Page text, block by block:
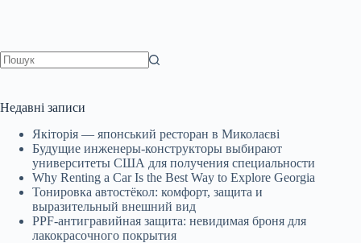
Недавні записи
Якіторія — японський ресторан в Миколаєві
Будущие инженеры‑конструкторы выбирают
университеты США для получения специальности
Why Renting a Car Is the Best Way to Explore Georgia
Тонировка автостёкол: комфорт, защита и
выразительный внешний вид
PPF-антигравийная защита: невидимая броня для
лакокрасочного покрытия